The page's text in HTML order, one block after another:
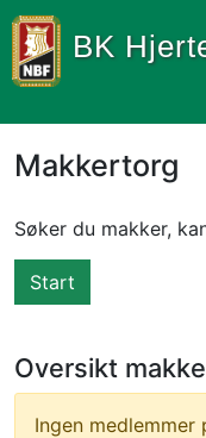
BK
Makkertorg
Søker du makker,
Start
Oversikt
Ingen medlemmer